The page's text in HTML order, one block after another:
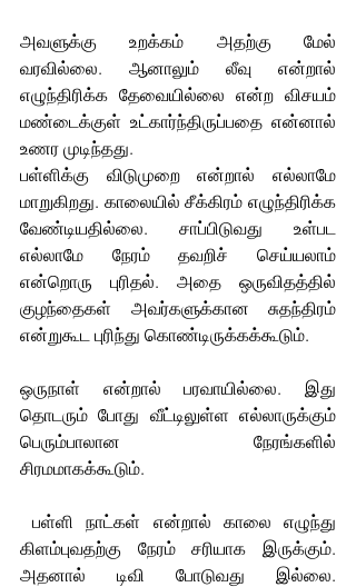
அவளுக்கு உறக்கம் அதற்கு மேல்
வரவில்லை. ஆனாலும் லீவு என்றால்
எழுந்திரிக்க தேவையில்லை என்ற விசயம்
மண்டைக்குள் உட்கார்ந்திருப்பதை என்னால்
உணர முடிந்தது.
பள்ளிக்கு விடுமுறை என்றால் எல்லாமே
மாறுகிறது. காலையில் சீக்கிரம் எழுந்திரிக்க
வேண்டியதில்லை. சாப்பிடுவது உள்பட
எல்லாமே நேரம் தவறிச் செய்யலாம்
என்றொரு புரிதல். அதை ஒருவிதத்தில்
குழந்தைகள் அவர்களுக்கான சுதந்திரம்
என்றுகூட புரிந்து கொண்டிருக்கக்கூடும்.
ஒருநாள் என்றால் பரவாயில்லை. இது
தொடரும் போது வீட்டிலுள்ள எல்லாருக்கும்
பெரும்பாலான நேரங்களில்
சிரமமாகக்கூடும்.
பள்ளி நாட்கள் என்றால் காலை எழுந்து
கிளம்புவதற்கு நேரம் சரியாக இருக்கும்.
அதனால் டிவி போடுவது இல்லை.